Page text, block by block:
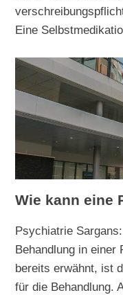
Eine
Wie kann eine
Psychiatrie
Behandlung in einer
bereits erwähnt, ist
für die Behandlung.